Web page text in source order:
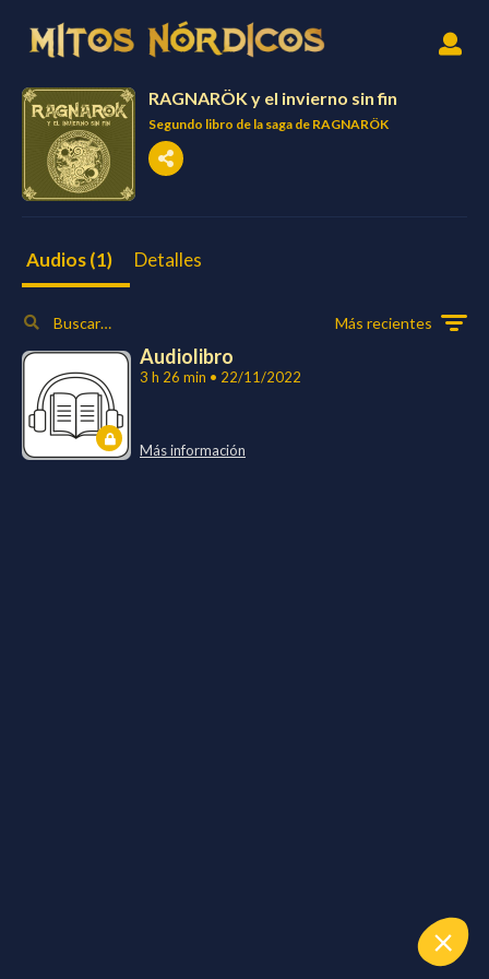
RAGNARÖK y el invierno sin fin
Segundo libro de la saga de RAGNARÖK
Audios (1) Detalles
Más recientes
Audiolibro
3 h 26 min • 22/11/2022
Más información